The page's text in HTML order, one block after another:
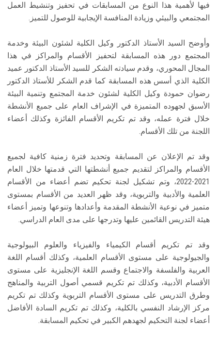
فيها لأهمية هذا النوع من المسابقات في تحفيز وتنشيط العمل
المجتمعي والبيئي وزيادة المنافسة الإيجابية للوصول للتميز.
وأوضح السيد الأستاذ الدكتور وكيل الكلية لشئون البيئة وخدمة
المجتمع دور هذه المسابقة لتحفيز الأقسام والمراكز في هذا
المجال المحوري، وقدم سيادته الشكر للسيد الأستاذ الدكتور عميد
الكلية الذي أسس هذه المسابقة كما قدم الشكر للأستاذ الدكتور
رضوان حمودة وكيل الكلية لشئون خدمة المجتمع وتنمية البيئة
الأسبق لجهوده المتميزة في الإشراف العام على جميع الأنشطة
خلال فترة عمله، وقد تم تكريم الأقسام الفائزة وكذلك أعضاء
اللجنة من تلك الأقسام.
وقد تم الإعلان عن المسابقة وتحديد فترة زمنية كافية لجميع
الأقسام والمراكز لتقديم جميع أنشطتها التي قدمتها خلال العام
2021-2022، وتم تشكيل لجنة تحكيم تضم أعضاء من الأقسام
العلمية والأدبية والتربوية، وقد ظهر العديد من الأقسام بمستوى
متميز في نوعية الأنشطة المقدمة وأعدادها وتنوعها وتميز أعضاء
هيئة التدريس القائمين عليها وتدرجها على مدى العام الدراسي.
وقد تم تكريم أقسام الكيمياء والفيزياء والعلوم البيولوجية
والجيولوجية على مستوى الأقسام العلمية، وكذلك أقسام اللغة
العربية والفلسفة والاجتماع وقسم اللغة الإنجليزية على مستوى
الأقسام الأدبية، وكذلك تم تكريم قسمي أصول التربية والمناهج
وطرق التدريس على مستوى الأقسام التربوية وكذلك تم تكريم
مركز الإرشاد النفسي بالكلية، وكذلك تم تكريم السادة الأفاضل
أعضاء لجنة التحكيم لجهدهم الكبير في تحكيم المسابقة.